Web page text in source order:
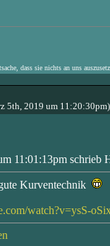
dass sie nichts an uns
5th, 2019 um 11:20:30pm)
11:01:13pm schrieb
Kurventechnik
watch?v=ysS-